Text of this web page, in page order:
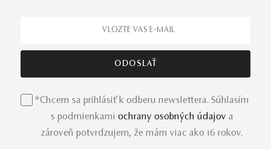
*Chcem sa prihlásiť k odberu newslettera. Súhlasím
s podmienkami ochrany osobných údajov a
zároveň potvrdzujem, že mám viac ako 16 rokov.